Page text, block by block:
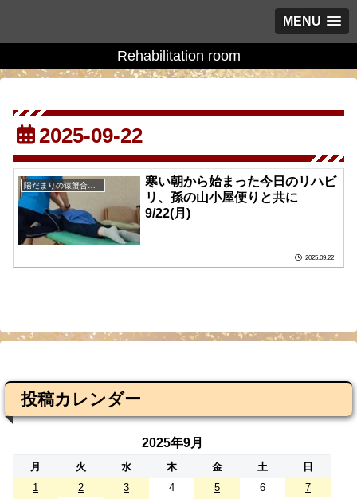
MENU
Rehabilitation room
2025-09-22
陽だまりの猿蟹合戦の庭に
寒い朝から始まった今日のリハビ
リ、孫の山小屋便りと共に
9/22(月)
2025.09.22
投稿カレンダー
2025年9月
月 火 水 木 金 土
日
1
2 3 4 5 6
7